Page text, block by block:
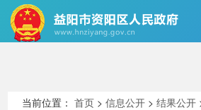
当前位置：首页 >信息公开 >结果公开